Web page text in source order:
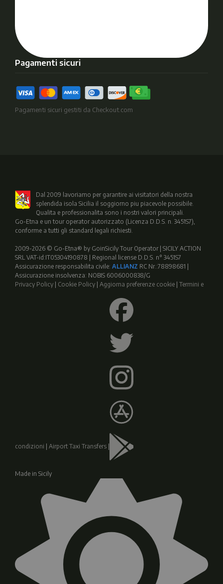
Pagamenti sicuri
Pagamenti sicuri gestiti da Checkout.com
Dal 2009 lavoriamo per garantire ai visitatori della nostra
splendida isola Sicilia il soggiorno piu piacevole possibile.
Qualita e professionalita sono i nostri valori principali.
Go-Etna e un tour operator autorizzato (Licenza D.D.S. n. 3451S7),
conforme a tutti gli standard legali richiesti.
2009-2026 © Go-Etna® by GoinSicily Tour Operator | SICILY ACTION
SRL VAT-id:IT05304190878 | Regional license D.D.S. n° 3451S7
Assicurazione responsabilita civile: ALLIANZ RC Nr.:78898681 |
Assicurazione insolvenza: NOBIS 6006000838/G
Privacy Policy
Cookie Policy Aggiorna preferenze cookie Termini e
condizioni | Airport Taxi Transfers |
Made in Sicily